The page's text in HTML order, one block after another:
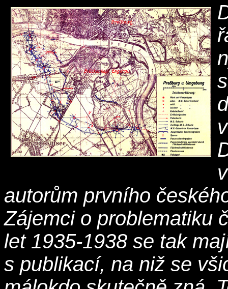
autorům prvního
Zájemci o problematiku
let 1935-1938 se tak
s publikací, na niž se